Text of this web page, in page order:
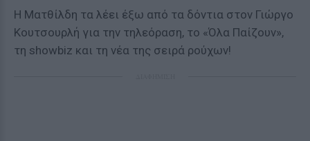
Η Ματθίλδη τα λέει έξω από τα δόντια στον Γιώργο
Κουτσουρλή για την τηλεόραση, το «Όλα Παίζουν»,
τη showbiz και τη νέα της σειρά ρούχων!